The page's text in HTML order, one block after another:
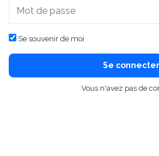
Se souvenir de moi
Se connecter
Vous n'avez pas de